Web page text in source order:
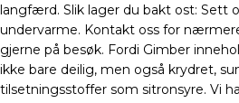
langfærd. Slik lager du bakt ost: Sett
undervarme. Kontakt oss for
gjerne på besøk. Fordi Gimber
ikke bare deilig, men også krydret,
tilsetningsstoffer som sitronsyre. Vi